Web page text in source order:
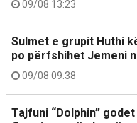
09/08 13:23
Sulmet e grupit Huthi
po përfshihet Jemeni
09/08 09:38
Tajfuni “Dolphin”